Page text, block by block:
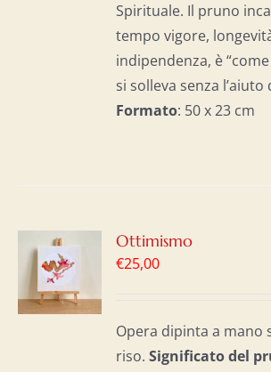
Spirituale. Il pruno
tempo vigore,
indipendenza, è
si solleva senza l’aiuto
Formato: 50 x 23 cm
Ottimismo
€25,00
Opera dipinta a mano
riso.Significato del p